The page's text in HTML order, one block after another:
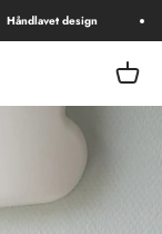
Håndlavet design
Åbn